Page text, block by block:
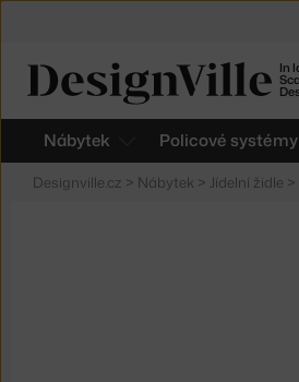
In
Nábytek Policové systémy
Designville.cz > Nábytek > Jídelní židle >